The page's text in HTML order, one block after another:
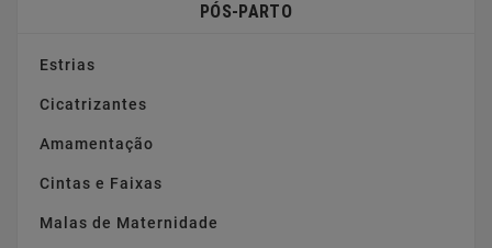
PÓS-PARTO
Estrias
Cicatrizantes
Amamentação
Cintas e Faixas
Malas de Maternidade